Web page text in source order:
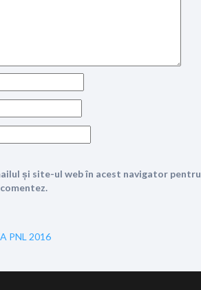
și site-ul web în acest navigator pentru
PNL 2016